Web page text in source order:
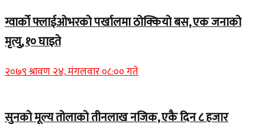
ग्वार्को फ्लाईओभरको पर्खालमा ठोक्कियो बस, एक जनाको
मृत्यु, १० घाइते
२०७९ श्रावण २४, मंगलवार ०८:०० गते
सुनको मूल्य तोलाको तीनलाख नजिक, एकै दिन ८ हजार